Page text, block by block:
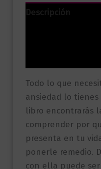
Descripción
Todo lo que
ansiedad lo
libro encontrarás
comprender por
presenta en tu
ponerle remedio.
con ella puede